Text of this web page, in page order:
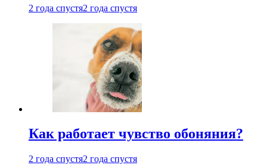
2 года спустя2 года спустя
Как работает чувство обоняния?
2 года спустя2 года спустя